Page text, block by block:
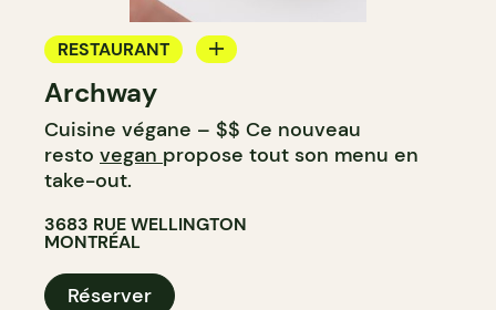
RESTAURANT
CAFÉ
Archway
Cuisine végane – $$ Ce nouveau
resto vegan propose tout son menu en
take-out.
3683 RUE WELLINGTON
MONTRÉAL
Réserver